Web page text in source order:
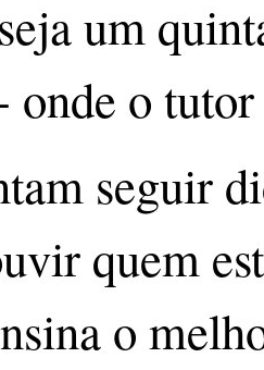
um
onde o
seguir
quem
o